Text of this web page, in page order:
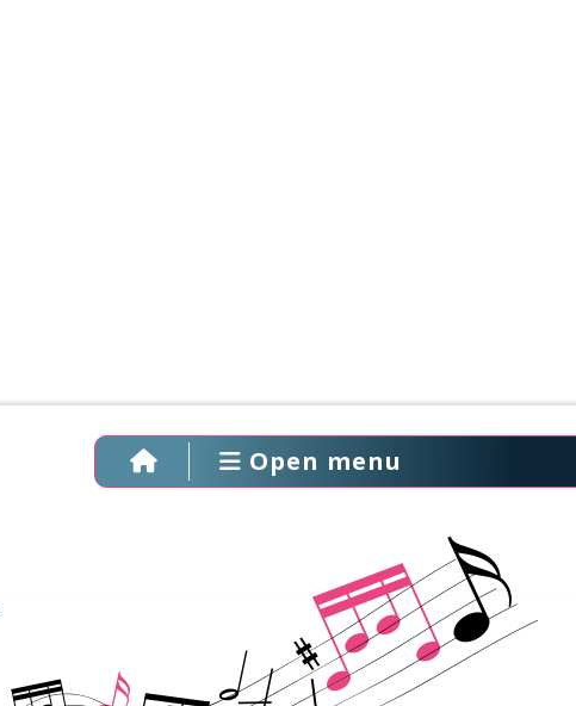
Open menu